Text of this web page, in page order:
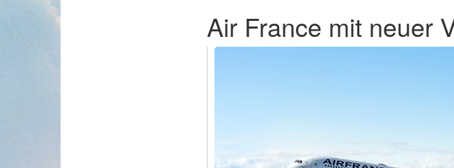
Air France mit neuer